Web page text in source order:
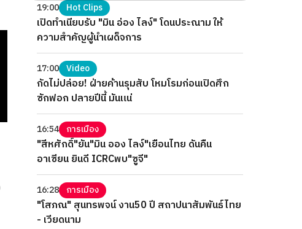
19:00 Hot Clips
เปิดทำเนียบรับ "มิน อ่อง ไลง์" โดนประณาม ให้
ความสำคัญผู้นำเผด็จการ
17:00 Video
กัดไม่ปล่อย! ฝ่ายค้านรุมสับ โหมโรมก่อนเปิดศึก
ซักฟอก ปลายปีนี้ มันแน่
16:54 การเมือง
"สีหศักดิ์"ยัน"มิน ออง ไลง์"เยือนไทย ดันคืน
อาเซียน ยินดี ICRCพบ"ซูจี"
16:28 การเมือง
"โสภณ" สุนทรพจน์ งาน50 ปี สถาปนาสัมพันธ์ไทย
- เวียดนาม